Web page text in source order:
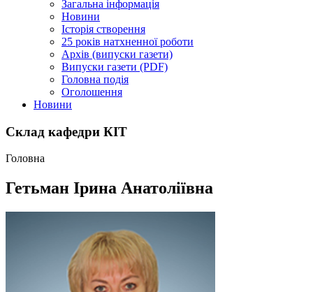
Загальна інформація
Новини
Історія створення
25 років натхненної роботи
Архів (випуски газети)
Випуски газети (PDF)
Головна подія
Оголошення
Новини
Склад кафедри КІТ
Головна
Гетьман Ірина Анатоліївна